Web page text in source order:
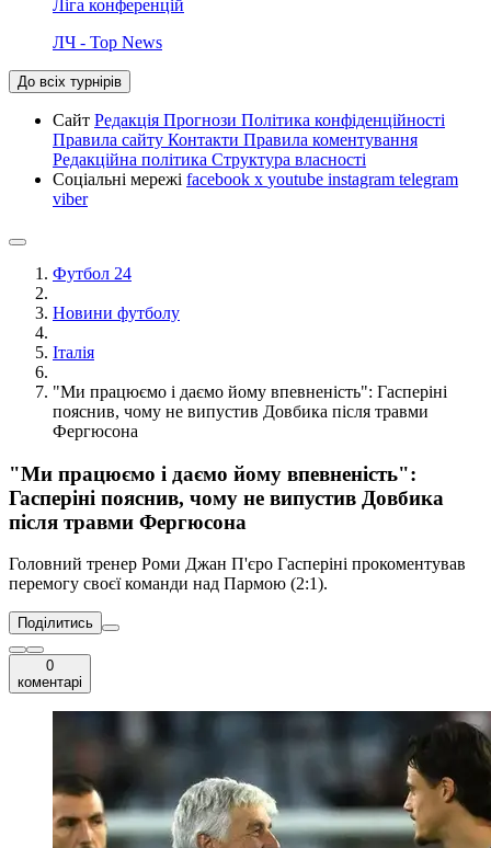
Ліга конференцій
ЛЧ - Top News
До всіх турнірів
Сайт Редакція Прогнози Політика конфіденційності
Правила сайту Контакти Правила коментування
Редакційна політика Структура власності
Соціальні мережі facebook x youtube instagram telegram
viber
Футбол 24
Новини футболу
Італія
"Ми працюємо і даємо йому впевненість": Гасперіні
пояснив, чому не випустив Довбика після травми
Фергюсона
"Ми працюємо і даємо йому впевненість":
Гасперіні пояснив, чому не випустив Довбика
після травми Фергюсона
Головний тренер Роми Джан П'єро Гасперіні прокоментував
перемогу своєї команди над Пармою (2:1).
Поділитись
0
коментарі